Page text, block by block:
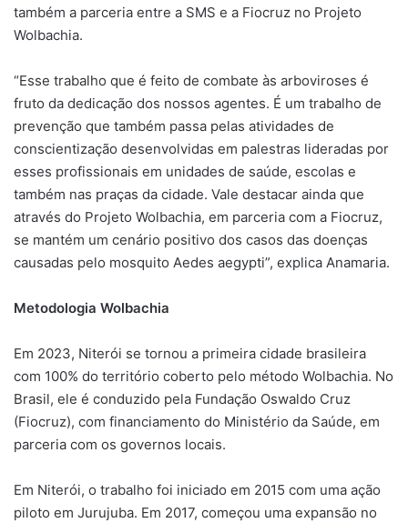
também a parceria entre a SMS e a Fiocruz no Projeto
Wolbachia.
“Esse trabalho que é feito de combate às arboviroses é
fruto da dedicação dos nossos agentes. É um trabalho de
prevenção que também passa pelas atividades de
conscientização desenvolvidas em palestras lideradas por
esses profissionais em unidades de saúde, escolas e
também nas praças da cidade. Vale destacar ainda que
através do Projeto Wolbachia, em parceria com a Fiocruz,
se mantém um cenário positivo dos casos das doenças
causadas pelo mosquito Aedes aegypti”, explica Anamaria.
Metodologia Wolbachia
Em 2023, Niterói se tornou a primeira cidade brasileira
com 100% do território coberto pelo método Wolbachia. No
Brasil, ele é conduzido pela Fundação Oswaldo Cruz
(Fiocruz), com financiamento do Ministério da Saúde, em
parceria com os governos locais.
Em Niterói, o trabalho foi iniciado em 2015 com uma ação
piloto em Jurujuba. Em 2017, começou uma expansão no